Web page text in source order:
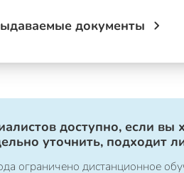
документы
доступно, если
уточнить, подходит
ограничено дистанционное